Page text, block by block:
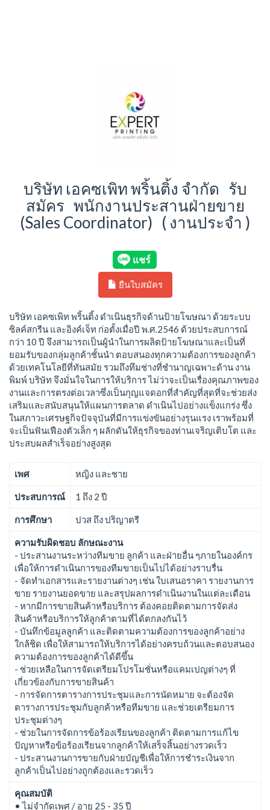
บริษัท เอคซเพิท พริ้นติ้ง จำกัด รับ
สมัคร พนักงานประสานฝ่ายขาย
(Sales Coordinator) ( งานประจำ )
ยืนใบสมัคร
บริษัท เอคซเพิท พริ้นติ้ง ดำเนินธุรกิจด้านป้ายโฆษณา ด้วยระบบ
ซิลค์สกรีน และอิงค์เจ็ท ก่อตั้งเมื่อปี พ.ศ.2546 ด้วยประสบการณ์
กว่า 10 ปี จึงสามารถเป็นผู้นำในการผลิตป้ายโฆษณาและเป็นที่
ยอมรับของกลุ่มลูกค้าชั้นนำ ตอบสนองทุกความต้องการของลูกค้า
ด้วยเทคโนโลยีที่ทันสมัย รวมถึงทึมช่างที่ชำนาญเฉพาะด้าน งาน
พิมพ์ บริษัท จึงมั่นใจในการให้บริการ ไม่ว่าจะเป็นเรื่องคุณภาพของ
งานและการตรงต่อเวลาซึ่งเป็นกุญแจดอกที่สำคัญที่สุดที่จะช่วยส่ง
เสริมและสนับสนุนให้แผนการตลาด ดำเนินไปอย่างแข็งแกร่ง ซึ่ง
ในสภาวะเศรษฐกิจปัจจุบันที่มีการแข่งขันอย่างรุนแรง เราพร้อมที่
จะเป็นฟันเฟืองตัวเล็ก ๆ ผลักดันให้ธุรกิจของท่านเจริญเติบโต และ
ประสบผลสำเร็จอย่างสูงสุด
เพศ หญิง และชาย
ประสบการณ์ 1 ถึง 2 ปี
การศึกษา ปวส ถึง ปริญาตรี
ความรับผิดชอบ ลักษณะงาน
- ประสานงานระหว่างทีมขาย ลูกค้า และฝ่ายอื่น ๆภายในองค์กร
เพื่อให้การดำเนินการของทีมขายเป็นไปได้อย่างราบรื่น
- จัดทำเอกสารและรายงานต่างๆ เช่น ใบเสนอราคา รายงานการ
ขาย รายงานยอดขาย และสรุปผลการดำเนินงานในแต่ละเดือน
- หากมีการขายสินค้าหรือบริการ ต้องคอยติดตามการจัดส่ง
สินค้าหรือบริการให้ลูกค้าตามที่ได้ตกลงกันไว้
- บันทึกข้อมูลลูกค้า และติดตามความต้องการของลูกค้าอย่าง
ใกล้ชิด เพื่อให้สามารถให้บริการได้อย่างครบถ้วนและตอบสนอง
ความต้องการของลูกค้าได้ดีขึ้น
- ช่วยเหลือในการจัดเตรียมโปรโมชั่นหรือแคมเปญต่างๆ ที่
เกี่ยวข้องกับการขายสินค้า
- การจัดการตารางการประชุมและการนัดหมาย จะต้องจัด
ตารางการประชุมกับลูกค้าหรือทีมขาย และช่วยเตรียมการ
ประชุมต่างๆ
- ช่วยในการจัดการข้อร้องเรียนของลูกค้า ติดตามการแก้ไข
ปัญหาหรือข้อร้องเรียนจากลูกค้าให้เสร็จสิ้นอย่างรวดเร็ว
- ประสานงานการขายกับฝ่ายบัญชีเพื่อให้การชำระเงินจาก
ลูกค้าเป็นไปอย่างถูกต้องและรวดเร็ว
คุณสมบัติ
• ไม่จำกัดเพศ / อายุ 25 - 35 ปี